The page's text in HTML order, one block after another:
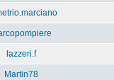
lazzeri.f
Martin78